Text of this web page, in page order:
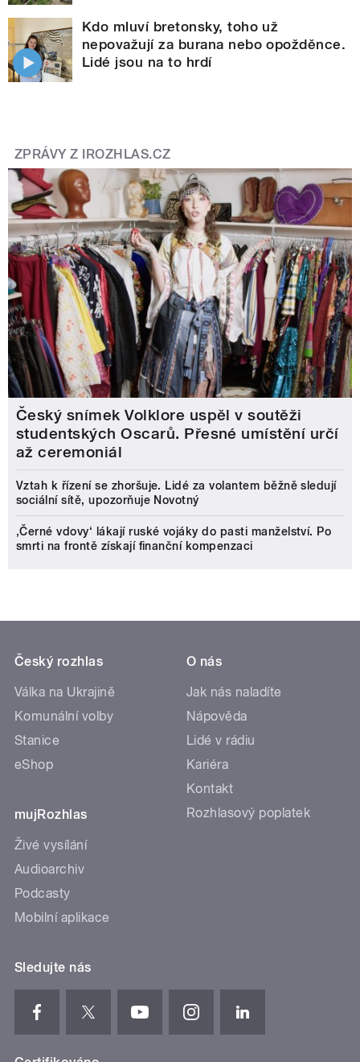
Kdo mluví bretonsky, toho už
nepovažují za burana nebo opožděnce.
Lidé jsou na to hrdí
ZPRÁVY Z IROZHLAS.CZ
Český snímek Volklore uspěl v soutěži
studentských Oscarů. Přesné umístění určí
až ceremoniál
Vztah k řízení se zhoršuje. Lidé za volantem běžně sledují
sociální sítě, upozorňuje Novotný
‚Černé vdovy‘ lákají ruské vojáky do pasti manželství. Po
smrti na frontě získají finanční kompenzaci
Český rozhlas
Válka na Ukrajině
Komunální volby
Stanice
eShop
mujRozhlas
Živé vysílání
Audioarchiv
Podcasty
Mobilní aplikace
O nás
Jak nás naladíte
Nápověda
Lidé v rádiu
Kariéra
Kontakt
Rozhlasový poplatek
Sledujte nás